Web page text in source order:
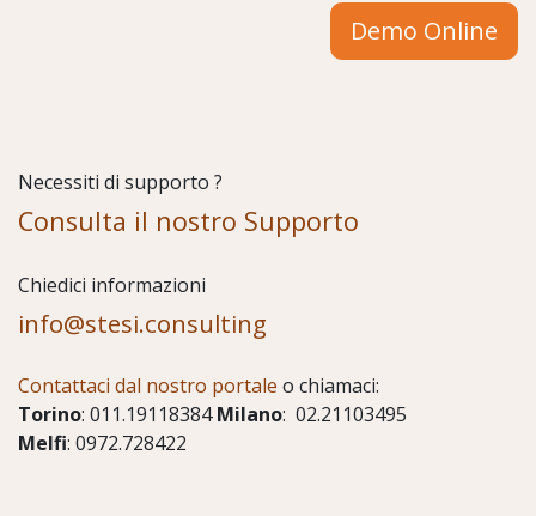
Demo Online
Necessiti di supporto ?
Consulta il nostro Supporto
Chiedici informazioni
info@stesi.consulting
Contattaci dal nostro portale o chiamaci:
Torino: 011.19118384Milano: 02.21103495
Melfi: 0972.728422